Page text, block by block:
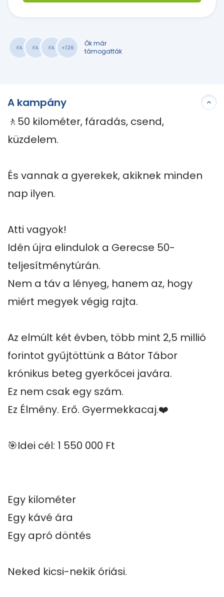
FA FA FA +126
Ők már
támogatták
A kampány
🚶50 kilométer, fáradás, csend,
küzdelem.
És vannak a gyerekek, akiknek minden
nap ilyen.
Atti vagyok!
Idén újra elindulok a Gerecse 50-
teljesítménytúrán.
Nem a táv a lényeg, hanem az, hogy
miért megyek végig rajta.
Az elmúlt két évben, több mint 2,5 millió
forintot gyűjtöttünk a Bátor Tábor
krónikus beteg gyerkőcei javára.
Ez nem csak egy szám.
Ez Élmény. Erő. Gyermekkacaj.❤️
🎯Idei cél: 1 550 000 Ft
Egy kilométer
Egy kávé ára
Egy apró döntés
Neked kicsi-nekik óriási.